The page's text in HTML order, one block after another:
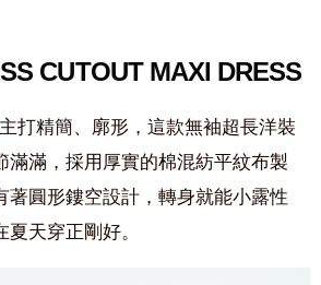
CUTOUT MAXI DRESS
打精簡、廓形，這款無袖超長洋裝
滿滿，採用厚實的棉混紡平紋布製
著圓形鏤空設計，轉身就能小露性
天穿正剛好。